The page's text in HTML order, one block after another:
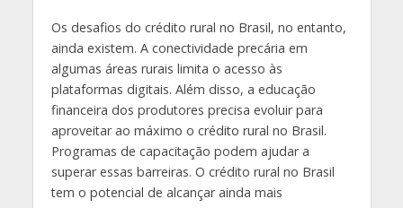
Os desafios do crédito rural no Brasil, no entanto,
ainda existem. A conectividade precária em
algumas áreas rurais limita o acesso às
plataformas digitais. Além disso, a educação
financeira dos produtores precisa evoluir para
aproveitar ao máximo o crédito rural no Brasil.
Programas de capacitação podem ajudar a
superar essas barreiras. O crédito rural no Brasil
tem o potencial de alcançar ainda mais